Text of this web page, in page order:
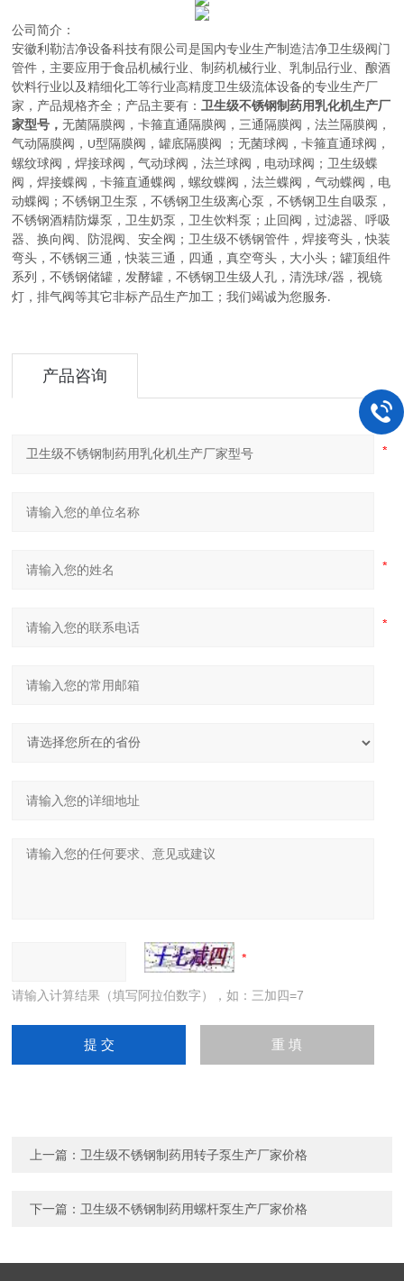
公司简介：
安徽利勒洁净设备科技有限公司是 国内专业生产制造洁净卫生级阀门
管件，主要应用于食品机械行业、制药机械行业、乳制品行业、酿酒
饮料行业以及精细化工等行业高精度卫生级流体设备的专业生产厂
家， 产品规格齐全；产品主要有：卫生级不锈钢制药用乳化机生产厂
家型号，无菌隔膜阀 ，卡箍直通隔膜阀，三通隔膜阀，法兰隔膜阀，
气动隔膜阀， U型隔膜阀，罐底隔膜阀 ；无菌球阀 ，卡箍直通球阀，
螺纹球阀，焊接球阀，气动球阀，法兰球阀，电动球阀 ；卫生级蝶
阀 ，焊接蝶阀，卡箍直通蝶阀，螺纹蝶阀，法兰蝶阀，气动蝶阀，电
动蝶阀 ；不锈钢卫生泵 ，不锈钢卫生级离心泵，不锈钢卫生自吸泵，
不锈钢酒精防爆泵，卫生奶泵，卫生饮料泵 ； 止回阀，过滤器、呼吸
器、换向阀、防混阀、安全阀 ；卫生级不锈钢管件 ，焊接弯头，快装
弯头，不锈钢三通，快装三通，四通，真空弯头，大小头 ；罐顶组件
系列 ，不锈钢储罐，发酵罐，不锈钢卫生级人孔，清洗球/器，视镜
灯，排气阀等其它非标产品生产加工 ；我们竭诚为您服务.
产品咨询
请输入计算结果（填写阿拉伯数字），如：三加四=7
上一篇： 卫生级不锈钢制药用转子泵生产厂家价格
下一篇： 卫生级不锈钢制药用螺杆泵生产厂家价格